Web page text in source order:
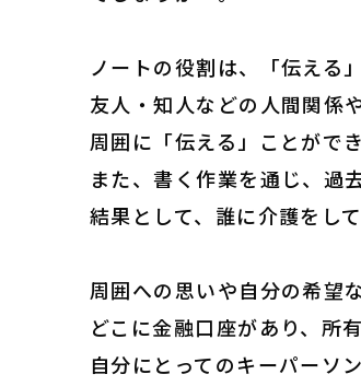
ノートの役割は、「伝える
友人・知人などの人間関係
周囲に「伝える」ことができ
また、書く作業を通じ、過
結果として、誰に介護をし
周囲への思いや自分の希望
どこに金融口座があり、所
自分にとってのキーパーソ